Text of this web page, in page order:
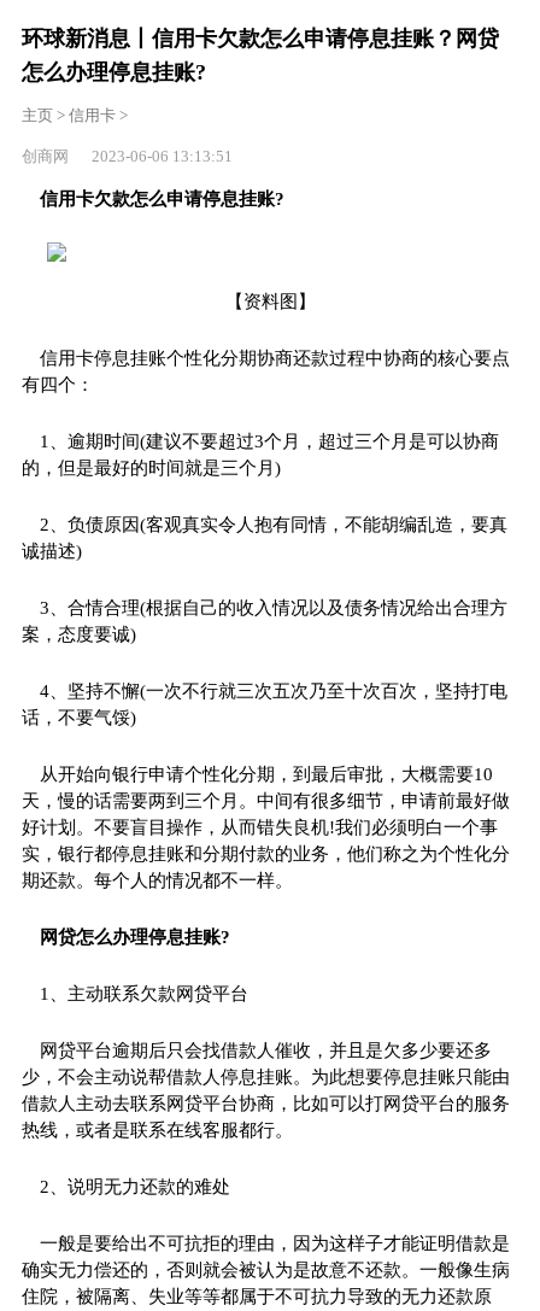
环球新消息丨信用卡欠款怎么申请停息挂账？网贷
怎么办理停息挂账?
主页> 信用卡>
创商网 2023-06-06 13:13:51
信用卡欠款怎么申请停息挂账?
【资料图】
信用卡停息挂账个性化分期协商还款过程中协商的核心要点
有四个：
1、逾期时间(建议不要超过3个月，超过三个月是可以协商
的，但是最好的时间就是三个月)
2、负债原因(客观真实令人抱有同情，不能胡编乱造，要真
诚描述)
3、合情合理(根据自己的收入情况以及债务情况给出合理方
案，态度要诚)
4、坚持不懈(一次不行就三次五次乃至十次百次，坚持打电
话，不要气馁)
从开始向银行申请个性化分期，到最后审批，大概需要10
天，慢的话需要两到三个月。中间有很多细节，申请前最好做
好计划。不要盲目操作，从而错失良机!我们必须明白一个事
实，银行都停息挂账和分期付款的业务，他们称之为个性化分
期还款。每个人的情况都不一样。
网贷怎么办理停息挂账?
1、主动联系欠款网贷平台
网贷平台逾期后只会找借款人催收，并且是欠多少要还多
少，不会主动说帮借款人停息挂账。为此想要停息挂账只能由
借款人主动去联系网贷平台协商，比如可以打网贷平台的服务
热线，或者是联系在线客服都行。
2、说明无力还款的难处
一般是要给出不可抗拒的理由，因为这样子才能证明借款是
确实无力偿还的，否则就会被认为是故意不还款。一般像生病
住院，被隔离、失业等等都属于不可抗力导致的无力还款原